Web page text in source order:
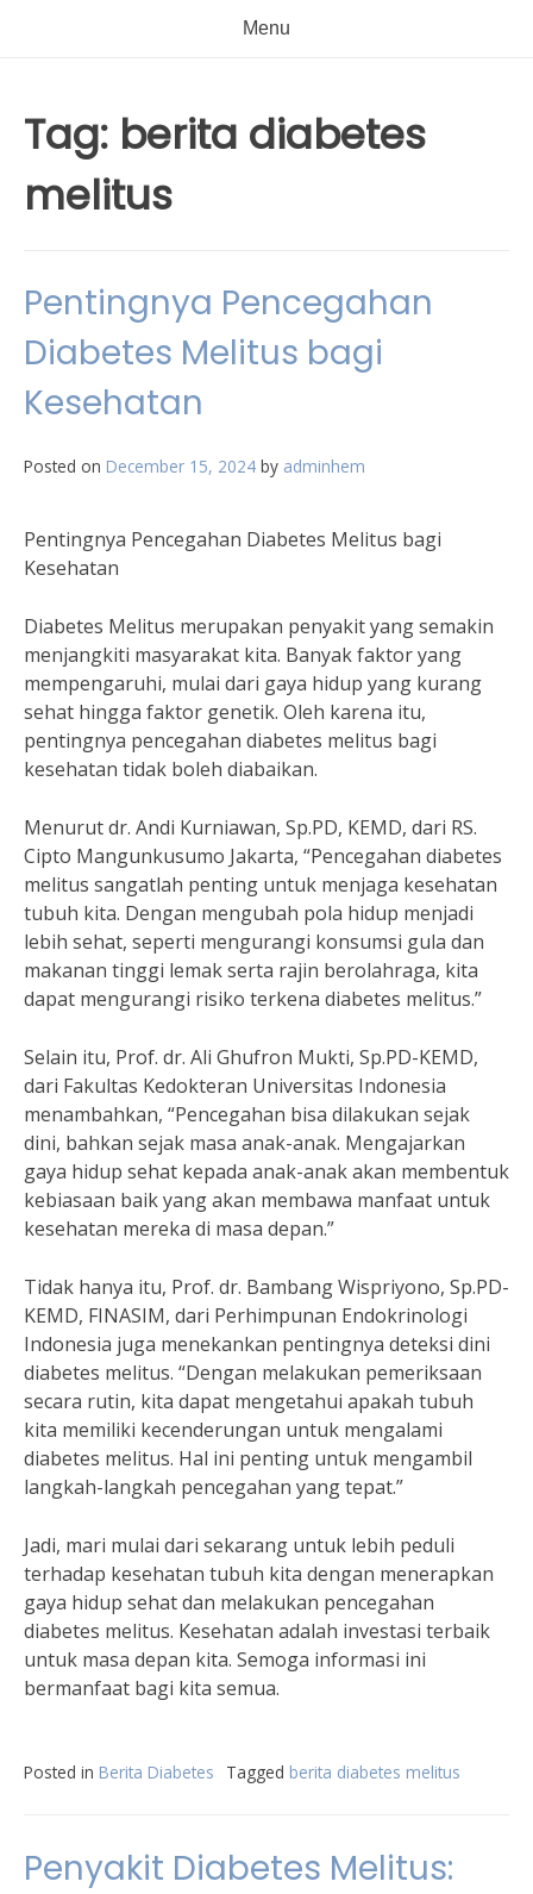
Menu
Tag: berita diabetes
melitus
Pentingnya Pencegahan
Diabetes Melitus bagi
Kesehatan
Posted on December 15, 2024 by adminhem
Pentingnya Pencegahan Diabetes Melitus bagi
Kesehatan
Diabetes Melitus merupakan penyakit yang semakin
menjangkiti masyarakat kita. Banyak faktor yang
mempengaruhi, mulai dari gaya hidup yang kurang
sehat hingga faktor genetik. Oleh karena itu,
pentingnya pencegahan diabetes melitus bagi
kesehatan tidak boleh diabaikan.
Menurut dr. Andi Kurniawan, Sp.PD, KEMD, dari RS.
Cipto Mangunkusumo Jakarta, “Pencegahan diabetes
melitus sangatlah penting untuk menjaga kesehatan
tubuh kita. Dengan mengubah pola hidup menjadi
lebih sehat, seperti mengurangi konsumsi gula dan
makanan tinggi lemak serta rajin berolahraga, kita
dapat mengurangi risiko terkena diabetes melitus.”
Selain itu, Prof. dr. Ali Ghufron Mukti, Sp.PD-KEMD,
dari Fakultas Kedokteran Universitas Indonesia
menambahkan, “Pencegahan bisa dilakukan sejak
dini, bahkan sejak masa anak-anak. Mengajarkan
gaya hidup sehat kepada anak-anak akan membentuk
kebiasaan baik yang akan membawa manfaat untuk
kesehatan mereka di masa depan.”
Tidak hanya itu, Prof. dr. Bambang Wispriyono, Sp.PD-
KEMD, FINASIM, dari Perhimpunan Endokrinologi
Indonesia juga menekankan pentingnya deteksi dini
diabetes melitus. “Dengan melakukan pemeriksaan
secara rutin, kita dapat mengetahui apakah tubuh
kita memiliki kecenderungan untuk mengalami
diabetes melitus. Hal ini penting untuk mengambil
langkah-langkah pencegahan yang tepat.”
Jadi, mari mulai dari sekarang untuk lebih peduli
terhadap kesehatan tubuh kita dengan menerapkan
gaya hidup sehat dan melakukan pencegahan
diabetes melitus. Kesehatan adalah investasi terbaik
untuk masa depan kita. Semoga informasi ini
bermanfaat bagi kita semua.
Posted in Berita Diabetes Tagged berita diabetes melitus
Penyakit Diabetes Melitus: